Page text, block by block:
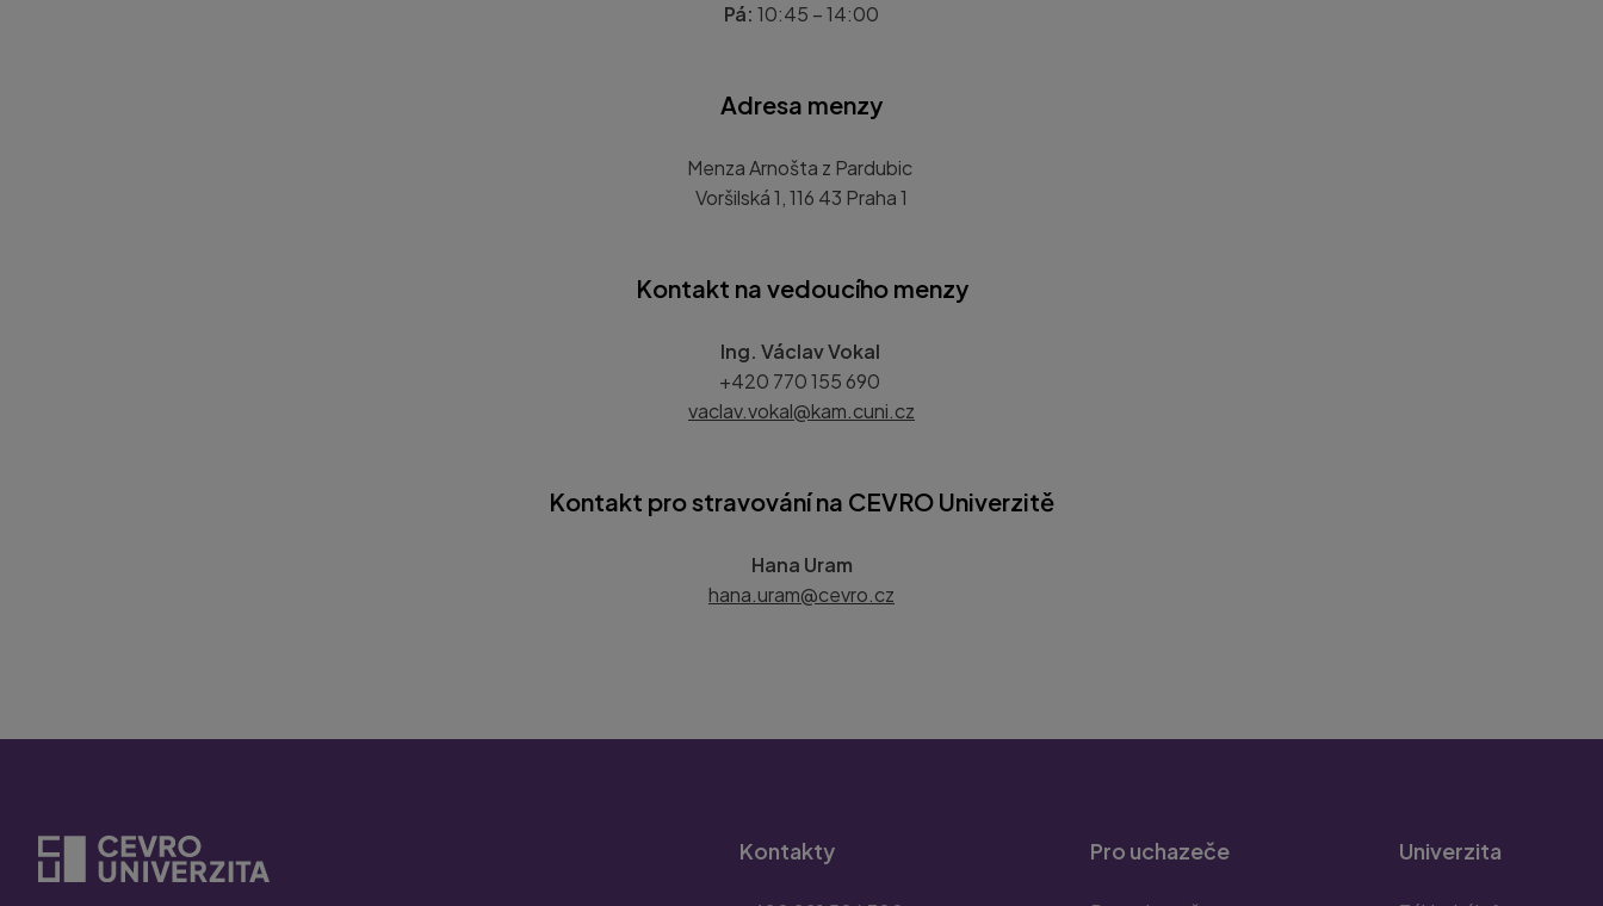
Pá: 10:45 – 14:00
Adresa menzy
Menza Arnošta z Pardubic
Voršilská 1, 116 43 Praha 1
Kontakt na vedoucího menzy
Ing. Václav Vokal
+420 770 155 690
vaclav.vokal@kam.cuni.cz
Kontakt pro stravování na CEVRO Univerzitě
Hana Uram
hana.uram@cevro.cz
Kontakty Pro uchazeče Univerzita